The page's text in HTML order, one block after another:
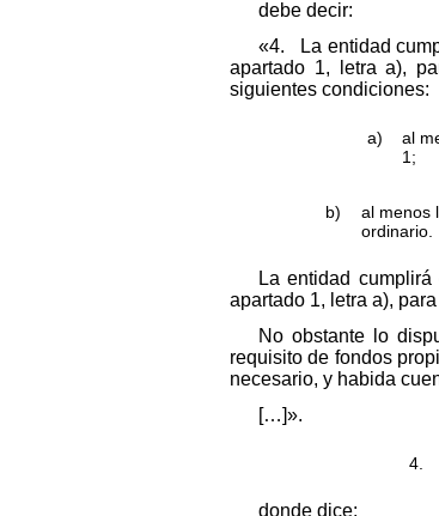
debe decir:
«4. La entidad
apartado 1, letra a),
siguientes condiciones:
a)
al
1;
b)
al menos
ordinario.
La entidad
apartado 1, letra a),
No obstante lo
requisito de fondos
necesario, y habida
[…]».
4.
donde dice: